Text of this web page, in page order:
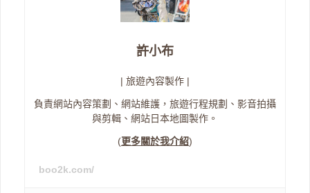
許小布
| 旅遊內容製作 |
負責網站內容策劃、網站維護，旅遊行程規劃、影音拍攝
與剪輯、網站日本地圖製作。
(更多關於我介紹)
boo2k.com/